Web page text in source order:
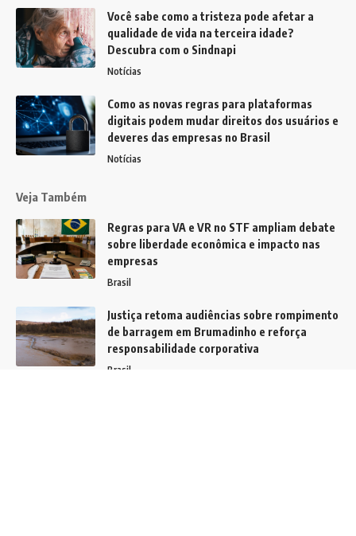
Você sabe como a tristeza pode afetar a
qualidade de vida na terceira idade?
Descubra com o Sindnapi
Notícias
Como as novas regras para plataformas
digitais podem mudar direitos dos usuários e
deveres das empresas no Brasil
Notícias
Veja Também
Regras para VA e VR no STF ampliam debate
sobre liberdade econômica e impacto nas
empresas
Brasil
Justiça retoma audiências sobre rompimento
de barragem em Brumadinho e reforça
responsabilidade corporativa
Brasil